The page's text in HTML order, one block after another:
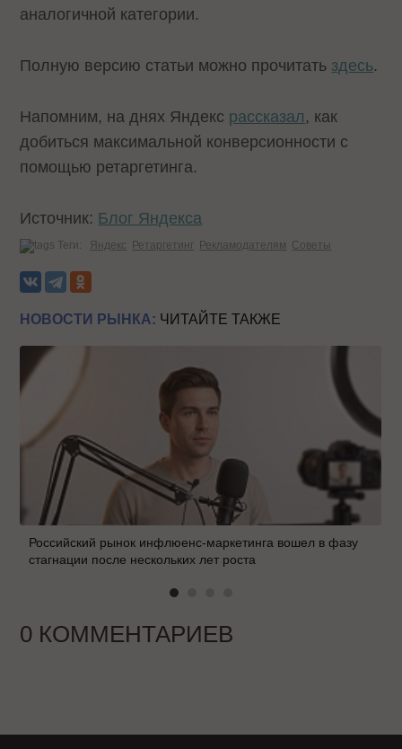
аналогичной категории.
Полную версию статьи можно прочитать здесь.
Напомним, на днях Яндекс рассказал , как
добиться максимальной конверсионности с
помощью ретаргетинга.
Источник: Блог Яндекса
Теги: Яндекс Ретаргетинг Рекламодателям Советы
НОВОСТИ РЫНКА: ЧИТАЙТЕ ТАКЖЕ
Российский рынок инфлюенс-маркетинга вошел в фазу
стагнации после нескольких лет роста
0 КОММЕНТАРИЕВ